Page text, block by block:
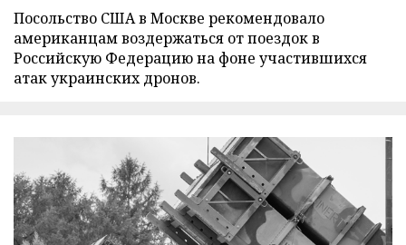
Посольство США в Москве рекомендовало
американцам воздержаться от поездок в
Российскую Федерацию на фоне участившихся
атак украинских дронов.